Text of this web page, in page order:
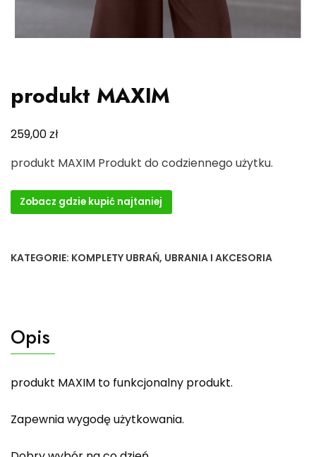
produkt MAXIM
259,00zł
produkt MAXIM Produkt do codziennego użytku.
Zobacz gdzie kupić najtaniej
KATEGORIE: KOMPLETY UBRAŃ, UBRANIA I AKCESORIA
Opis
produkt MAXIM to funkcjonalny produkt.
Zapewnia wygodę użytkowania.